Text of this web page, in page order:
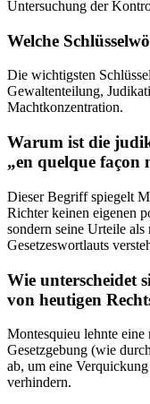
Untersuchung der
Welche
Die wichtigsten
Gewaltenteilung,
Machtkonzentration.
Warum ist die
„en quelque façon
Dieser Begriff spiegelt
Richter keinen eigenen
sondern seine Urteile
Gesetzeswortlauts
Wie unterscheidet
von heutigen
Montesquieu lehnte
Gesetzgebung (wie
ab, um eine
verhindern.